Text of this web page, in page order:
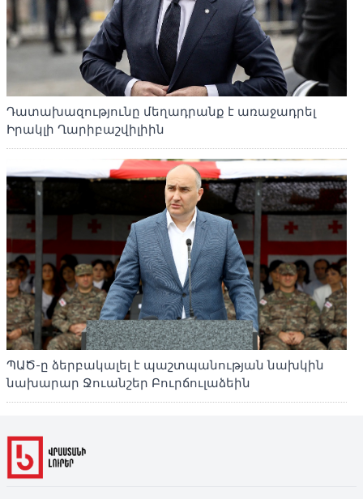
Դատախազությունը մեղադրանք է առաջադրել
Իրակլի Ղարիբաշվիլիին
ՊԱԾ-ը ձերբակալել է պաշտպանության նախկին
նախարար Ջուանշեր Բուրճուլաձեին